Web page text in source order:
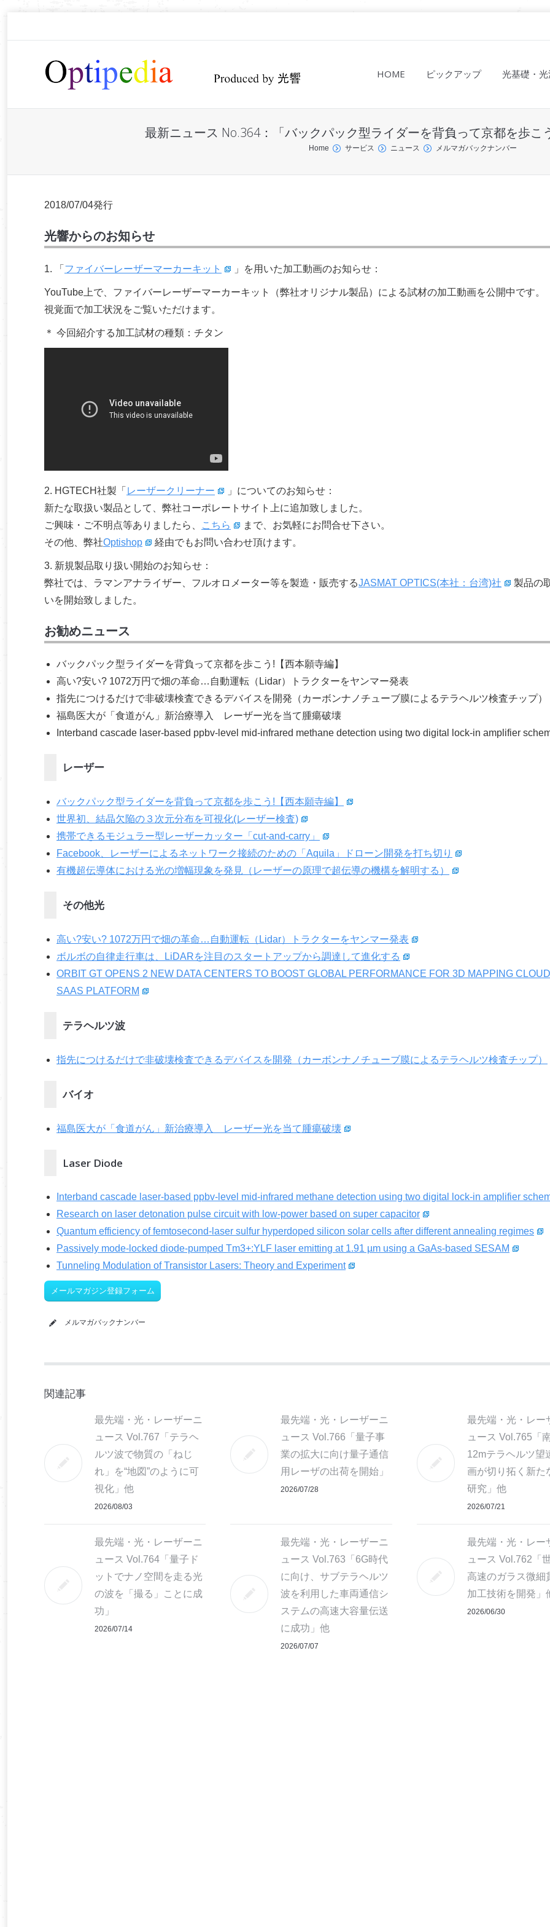
HOME ピックアップ 光基礎・
最新ニュース No.364：「バックパック型ライダーを背負って京都を歩こ
Home サービス ニュース メルマガバックナンバー
2018/07/04発行
光響からのお知らせ
1. 「 ファイバーレーザーマーカーキット 」を用いた加工動画のお知らせ：
YouTube上で、ファイバーレーザーマーカーキット（弊社オリジナル製品）による試材の加工動画を公開中です。
視覚面で加工状況をご覧いただけます。
＊ 今回紹介する加工試材の種類：チタン
2. HGTECH社製「 レーザークリーナー
」についてのお知らせ：
新たな取扱い製品として、弊社コーポレートサイト上に追加致しました。
ご興味・ご不明点等ありましたら、
こちら
まで、お気軽にお問合せ下さい。
その他、弊社Optishop 経由でもお問い合わせ頂けます。
3. 新規製品取り扱い開始のお知らせ：
弊社では、ラマンアナライザー、フルオロメーター等を製造・販売するJASMAT OPTICS(本社：台湾)社
製品の
いを開始致しました。
お勧めニュース
バックパック型ライダーを背負って京都を歩こう!【西本願寺編】
高い?安い? 1072万円で畑の革命…自動運転（Lidar）トラクターをヤンマー発表
指先につけるだけで非破壊検査できるデバイスを開発（カーボンナノチューブ膜によるテラヘルツ検査チップ）
福島医大が「食道がん」新治療導入 レーザー光を当て腫瘍破壊
Interband cascade laser-based ppbv-level mid-infrared methane detection using two digital lock-in amplifier
レーザー
バックパック型ライダーを背負って京都を歩こう!【西本願寺編】
世界初、結晶欠陥の３次元分布を可視化(レーザー検査)
携帯できるモジュラー型レーザーカッター「cut-and-carry」
Facebook、レーザーによるネットワーク接続のための「Aquila」ドローン開発を打ち切り
有機超伝導体における光の増幅現象を発見（レーザーの原理で超伝導の機構を解明する）
その他光
高い?安い? 1072万円で畑の革命…自動運転（Lidar）トラクターをヤンマー発表
ボルボの自律走行車は、LiDARを注目のスタートアップから調達して進化する
ORBIT GT OPENS 2 NEW DATA CENTERS TO BOOST GLOBAL PERFORMANCE FOR 3D MAPPING CLOUD
SAAS PLATFORM
テラヘルツ波
指先につけるだけで非破壊検査できるデバイスを開発（カーボンナノチューブ膜によるテラヘルツ検査チップ）
バイオ
福島医大が「食道がん」新治療導入 レーザー光を当て腫瘍破壊
Laser Diode
Interband cascade laser-based ppbv-level mid-infrared methane detection using two digital lock-in amplifier
Research on laser detonation pulse circuit with low-power based on super capacitor
Quantum efficiency of femtosecond-laser sulfur hyperdoped silicon solar cells after different annealing regimes
Passively mode-locked diode-pumped Tm3+:YLF laser emitting at 1.91 µm using a GaAs-based SESAM
Tunneling Modulation of Transistor Lasers: Theory and Experiment
メールマガジン登録フォーム
メルマガバックナンバー
関連記事
最先端・光・レーザーニ
ュース Vol.767「テラヘ
ルツ波で物質の「ねじ
れ」を“地図”のように可
視化」他
2026/08/03
最先端・光・レーザーニ
ュース Vol.766「量子事
業の拡大に向け量子通信
用レーザの出荷を開始」
2026/07/28
最先端・光・レー
ュース Vol.765「
12mテラヘルツ望
画が切り拓く新た
研究」他
2026/07/21
最先端・光・レーザーニ
ュース Vol.764「量子ド
ットでナノ空間を走る光
の波を「撮る」ことに成
功」
2026/07/14
最先端・光・レーザーニ
ュース Vol.763「6G時代
に向け、サブテラヘルツ
波を利用した車両通信シ
ステムの高速大容量伝送
に成功」他
2026/07/07
最先端・光・レー
ュース Vol.762「
高速のガラス微細
加工技術を開発」
2026/06/30